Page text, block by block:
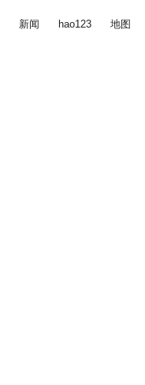
新闻 hao123 地图